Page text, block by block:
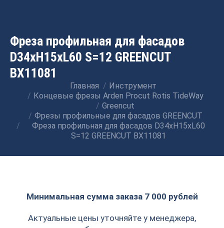
Фреза профильная для фасадов
D34xH15xL60 S=12 GREENCUT
BX11081
Главная
Инструмент
Концевые фрезы Arden Procut Rotis TideWay
Greencut
Фрезы профильные для фасадов GREENCUT
Фреза профильная для фасадов D34xH15xL60
S=12 GREENCUT BX11081
Минимальная сумма заказа 7 000 рублей
Актуальные цены уточняйте у менеджера,